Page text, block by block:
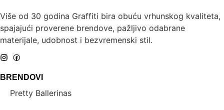
Više od 30 godina Graffiti bira obuću vrhunskog kvaliteta,
spajajući proverene brendove, pažljivo odabrane
materijale, udobnost i bezvremenski stil.
BRENDOVI
Pretty Ballerinas